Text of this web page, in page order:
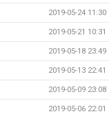
2019-05-24 11:30
2019-05-21 10:31
2019-05-18 23:49
2019-05-13 22:41
2019-05-09 23:08
2019-05-06 22:01